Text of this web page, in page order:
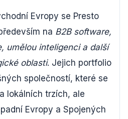
Evropy se Presto
na B2B software,
umělou inteligenci a další
oblasti. Jejich portfolio
společností, které se
lokálních trzích, ale
Evropy a Spojených